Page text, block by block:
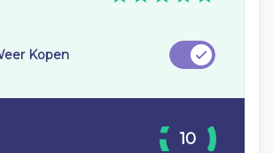
Kopen
10